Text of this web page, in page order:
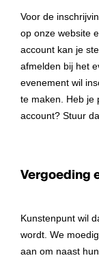
Voor de
op onze website
account kan je
afmelden bij het
evenement wil
te maken. Heb je
account? Stuur
Vergoeding
Kunstenpunt wil
wordt. We
aan om naast